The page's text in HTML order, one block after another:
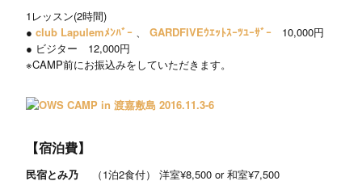
1レッスン(2時間)
● club Lapulemﾒﾝﾊﾞｰ 、 GARDFIVEｳｴｯﾄｽｰﾂﾕｰｻﾞｰ 10,000円
● ビジター 12,000円
※CAMP前にお振込みをしていただきます。
【宿泊費】
民宿とみ乃 （1泊2食付） 洋室¥8,500 or 和室¥7,500